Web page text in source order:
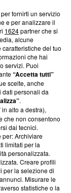
su Blasting
ci impegniamo a
aderenza a
non è
di farne
verifica di
fornirti un servizio
e per analizzare il
1624partner che si
alcune
del tuo
che hai
servizi. Puoi
“Accetta tutti”
scelte, anche
dati personali da
.
in alto a destra),
che non consentono
dai tecnici.
per: Archiviare
limitati per la
personalizzata.
Creare profili
per la selezione di
Misurare le
statistiche o la